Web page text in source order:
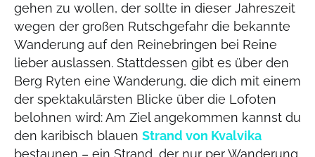
gehen zu wollen, der sollte in dieser Jahreszeit
wegen der großen Rutschgefahr die bekannte
Wanderung auf den Reinebringen bei Reine
lieber auslassen. Stattdessen gibt es über den
Berg Ryten eine Wanderung, die dich mit einem
der spektakulärsten Blicke über die Lofoten
belohnen wird: Am Ziel angekommen kannst du
den karibisch blauen Strand von Kvalvika
bestaunen – ein Strand, der nur per Wanderung